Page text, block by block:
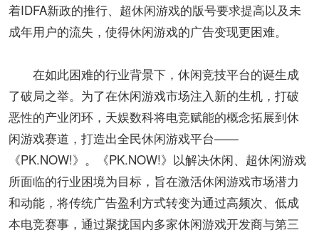
着IDFA新政的推行、超休闲游戏的版号要求提高以及未
成年用户的流失，使得休闲游戏的广告变现更困难。
在如此困难的行业背景下，休闲竞技平台的诞生成
了破局之举。为了在休闲游戏市场注入新的生机，打破
恶性的产业闭环，天娱数科将电竞赋能的概念拓展到休
闲游戏赛道，打造出全民休闲游戏平台——
《PK.NOW!》。《PK.NOW!》以解决休闲、超休闲游戏
所面临的行业困境为目标，旨在激活休闲游戏市场潜力
和动能，将传统广告盈利方式转变为通过高频次、低成
本电竞赛事，通过聚拢国内多家休闲游戏开发商与第三